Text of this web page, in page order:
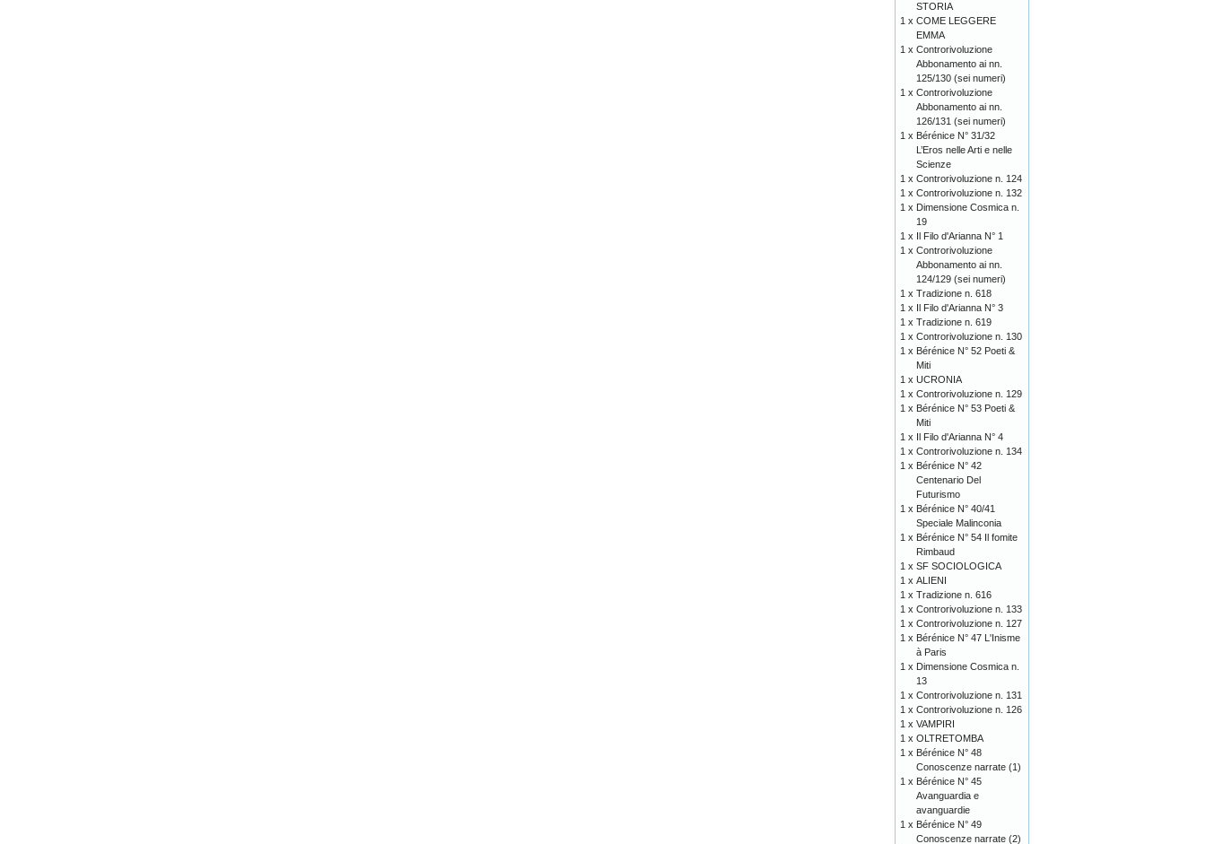
STORIA
1 x COME LEGGERE
EMMA
1 x Controrivoluzione
Abbonamento ai nn.
125/130 (sei numeri)
1 x Controrivoluzione
Abbonamento ai nn.
126/131 (sei numeri)
1 x Bérénice N° 31/32
L’Eros nelle Arti e nelle
Scienze
1 x Controrivoluzione n. 124
1 x Controrivoluzione n. 132
1 x Dimensione Cosmica n.
19
1 x Il Filo d'Arianna N° 1
1 x Controrivoluzione
Abbonamento ai nn.
124/129 (sei numeri)
1 x Tradizione n. 618
1 x Il Filo d'Arianna N° 3
1 x Tradizione n. 619
1 x Controrivoluzione n. 130
1 x Bérénice N° 52 Poeti &
Miti
1 x UCRONIA
1 x Controrivoluzione n. 129
1 x Bérénice N° 53 Poeti &
Miti
1 x Il Filo d'Arianna N° 4
1 x Controrivoluzione n. 134
1 x Bérénice N° 42
Centenario Del
Futurismo
1 x Bérénice N° 40/41
Speciale Malinconia
1 x Bérénice N° 54 Il fomite
Rimbaud
1 x SF SOCIOLOGICA
1 x ALIENI
1 x Tradizione n. 616
1 x Controrivoluzione n. 133
1 x Controrivoluzione n. 127
1 x Bérénice N° 47 L'Inisme
à Paris
1 x Dimensione Cosmica n.
13
1 x Controrivoluzione n. 131
1 x Controrivoluzione n. 126
1 x VAMPIRI
1 x OLTRETOMBA
1 x Bérénice N° 48
Conoscenze narrate (1)
1 x Bérénice N° 45
Avanguardia e
avanguardie
1 x Bérénice N° 49
Conoscenze narrate (2)